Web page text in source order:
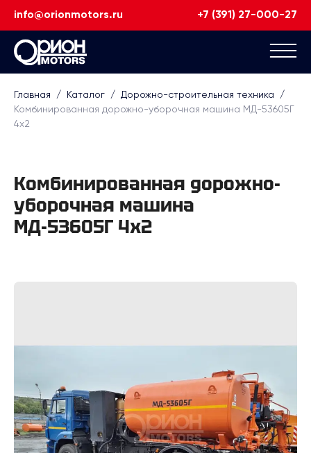
info@orionmotors.ru +7 (391) 27-000-27
Главная / Каталог / Дорожно-строительная техника
/
Комбинированная дорожно-уборочная машина МД-53605Г
4х2
Комбинированная дорожно-
уборочная машина
МД-53605Г 4х2